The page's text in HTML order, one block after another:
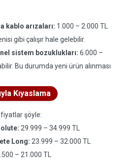
kablo arızaları: 1.000 – 2.000 TL
gibi çalışır hale gelebilir.
sistem bozuklukları: 6.000 –
Bu durumda yeni ürün alınması
Kıyaslama
şöyle:
29.999 – 34.999 TL
Long: 23.999 – 32.000 TL
– 21.000 TL